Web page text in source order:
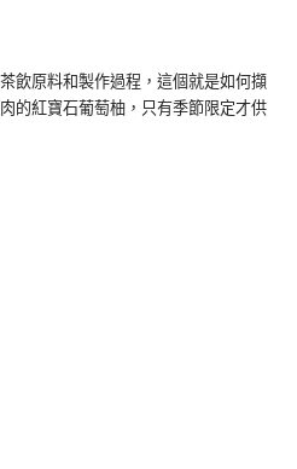
飲原料和製作過程，這個就是如何擷
的紅寶石葡萄柚，只有季節限定才供